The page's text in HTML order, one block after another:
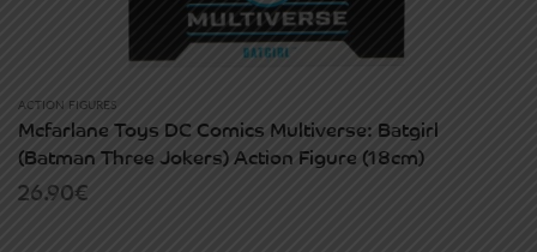
ACTION FIGURES
Mcfarlane Toys DC Comics Multiverse: Batgirl
(Batman Three Jokers) Action Figure (18cm)
26.90€